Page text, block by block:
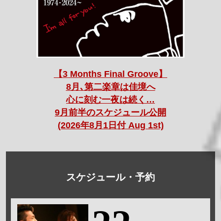
【3 Months Final Groove】
8月､第二楽章は佳境へ
心に刻む一夜は続く…
9月前半のスケジュール公開
(2026年8月1日付 Aug 1st)
スケジュール・予約